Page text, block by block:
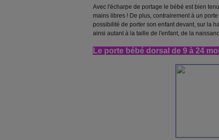
Avec l'écharpe de portage le bébé est bien
mains libres ! De plus, contrairement à un
possibilité de porter son enfant devant, sur la
ainsi autant à la taille de l'enfant, de la
Le porte bébé dorsal de 9 à 24